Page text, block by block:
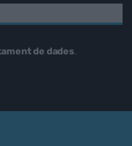
de dades.